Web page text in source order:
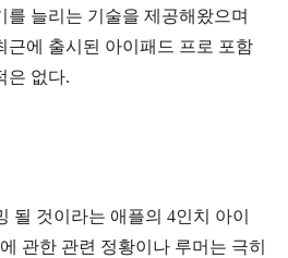
늘리는 기술을 제공해왔으며
근에 출시된 아이패드 프로 포함
은 없다.
될 것이라는 애플의 4인치 아이
관한 관련 정황이나 루머는 극히